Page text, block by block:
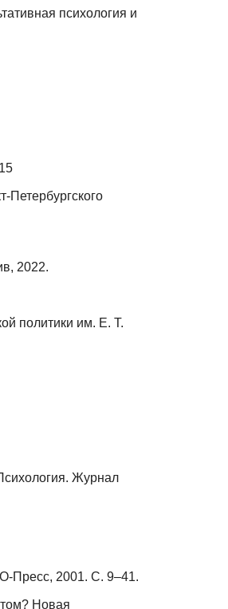
психология и
Петербургского
2022.
политики им. Е. Т.
Журнал
Пресс, 2001. С. 9–41.
Новая